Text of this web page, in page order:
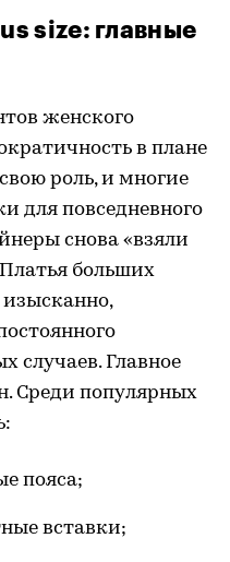
size: главные
женского
в плане
роль, и многие
для повседневного
снова «взяли
больших
случаев. Главное
Среди популярных
пояса;
вставки;